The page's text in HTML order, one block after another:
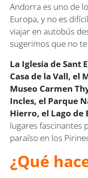
Andorra es uno de
Europa, y no es
viajar en autobús
sugerimos que no
La Iglesia de Sant
Casa de la Vall, el
Museo Carmen
Incles, el Parque
Hierro, el Lago de
lugares fascinantes
paraíso en los
¿Qué